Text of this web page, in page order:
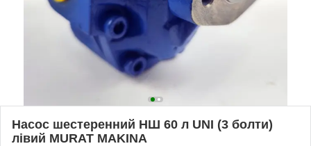
Насос шестеренний НШ 60 л UNI (3 болти)
лівий MURAT MAKINA